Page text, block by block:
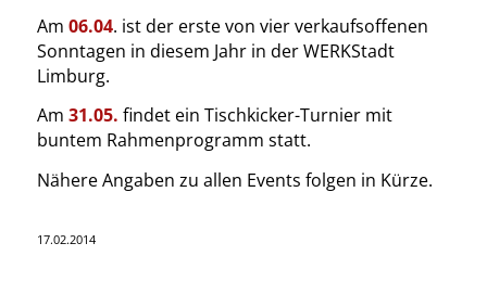
Am 06.04. ist der erste von vier verkaufsoffenen
Sonntagen in diesem Jahr in der WERKStadt
Limburg.
Am 31.05. findet ein Tischkicker-Turnier mit
buntem Rahmenprogramm statt.
Nähere Angaben zu allen Events folgen in Kürze.
17.02.2014